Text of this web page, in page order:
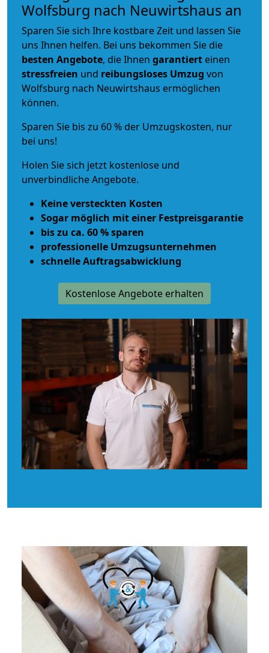
Wolfsburg nach Neuwirtshaus an
Sparen Sie sich Ihre kostbare Zeit und lassen Sie
uns Ihnen helfen. Bei uns bekommen Sie die
besten Angebote, die Ihnen garantiert einen
stressfreien und reibungsloses Umzug von
Wolfsburg nach Neuwirtshaus ermöglichen
können.
Sparen Sie bis zu 60 % der Umzugskosten, nur
bei uns!
Holen Sie sich jetzt kostenlose und
unverbindliche Angebote.
Keine versteckten Kosten
Sogar möglich mit einer Festpreisgarantie
bis zu ca. 60 % sparen
professionelle Umzugsunternehmen
schnelle Auftragsabwicklung
Kostenlose Angebote erhalten